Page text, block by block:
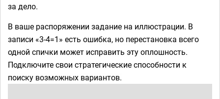
за дело.
В ваше распоряжении задание на иллюстрации. В
записи «3-4=1» есть ошибка, но перестановка всего
одной спички может исправить эту оплошность.
Подключите свои стратегические способности к
поиску возможных вариантов.